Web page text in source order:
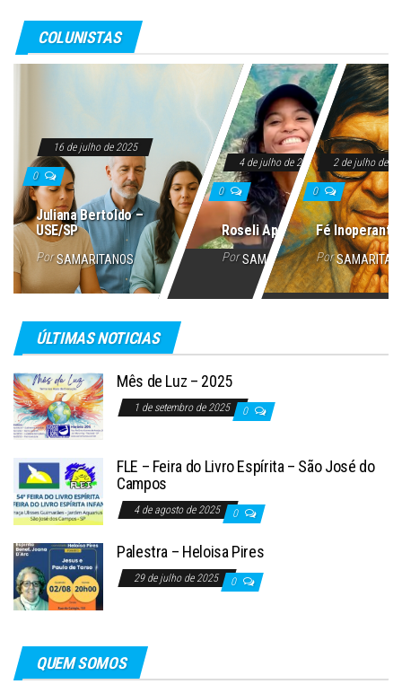
bo
ok
to
do
n
ail
COLUNISTAS
16 de julho de 2025
0
Juliana Bertoldo –
USE/SP
Por SAMARITANOS
4 de julho de 2025
0
Roseli Aparecida
Por SAMARITANOS
2 de julho de
0
Fé Inoperante
Por
ÚLTIMAS NOTICIAS
Mês de Luz – 2025
1 de setembro de 2025 0
FLE – Feira do Livro Espírita – São José do
Campos
4 de agosto de 2025 0
Palestra – Heloisa Pires
29 de julho de 2025 0
QUEM SOMOS